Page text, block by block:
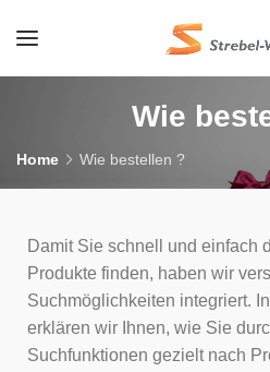
Wie
Home Wie bestellen ?
Damit Sie schnell und einfach
Produkte finden, haben wir
Suchmöglichkeiten integriert.
erklären wir Ihnen, wie Sie
Suchfunktionen gezielt nach